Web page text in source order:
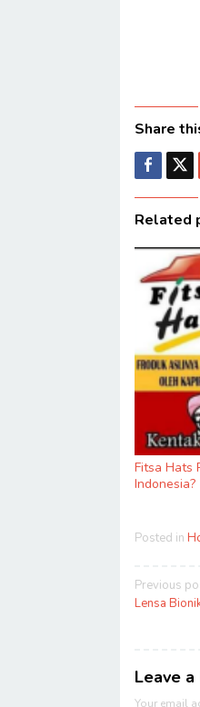
Share
Related
Fitsa Hats
Indonesia?
Posted in
Post
Previous
Lensa
Leave
Your email